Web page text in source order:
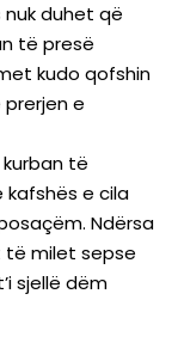
nuk duhet që
të presë
kudo qofshin
e
të
kafshës e cila
Ndërsa
milet sepse
sjellë dëm